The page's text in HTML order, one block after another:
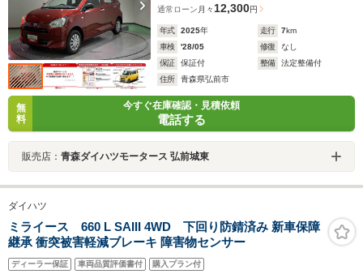
通常ローン 月々 12,300円
年式 2025年 走行 7km
車検
'28/05 修復
なし
保証
保証付 整備
法定整備付
住所
青森県弘前市
無
料
今すぐ在庫確認・見積依頼
電話する
販売店： 青森ダイハツモータース 弘前城東
ダイハツ
ミライース 660 L SAIII 4WD 下回り防錆済み 新車保障
継承 衝突被害軽減ブレーキ 障害物センサー
ディーラー保証 車両品質評価書付 購入プラン付